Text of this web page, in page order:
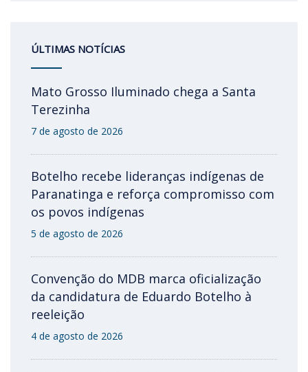
ÚLTIMAS NOTÍCIAS
Mato Grosso Iluminado chega a Santa
Terezinha
7 de agosto de 2026
Botelho recebe lideranças indígenas de
Paranatinga e reforça compromisso com
os povos indígenas
5 de agosto de 2026
Convenção do MDB marca oficialização
da candidatura de Eduardo Botelho à
reeleição
4 de agosto de 2026